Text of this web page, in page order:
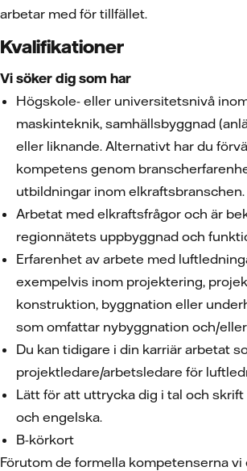
arbetar med för tillfället.
Kvalifikationer
Vi söker dig som har
Högskole- eller universitetsnivå
maskinteknik, samhällsbyggnad
eller liknande. Alternativt har du
kompetens genom
utbildningar inom elkraftsbranschen.
Arbetat med elkraftsfrågor och är
regionnätets uppbyggnad och
Erfarenhet av arbete med
exempelvis inom projektering,
konstruktion, byggnation eller
som omfattar nybyggnation och/
Du kan tidigare i din karriär arbetat
projektledare/arbetsledare för
Lätt för att uttrycka dig i tal och
och engelska.
B-körkort
Förutom de formella kompetenserna vi